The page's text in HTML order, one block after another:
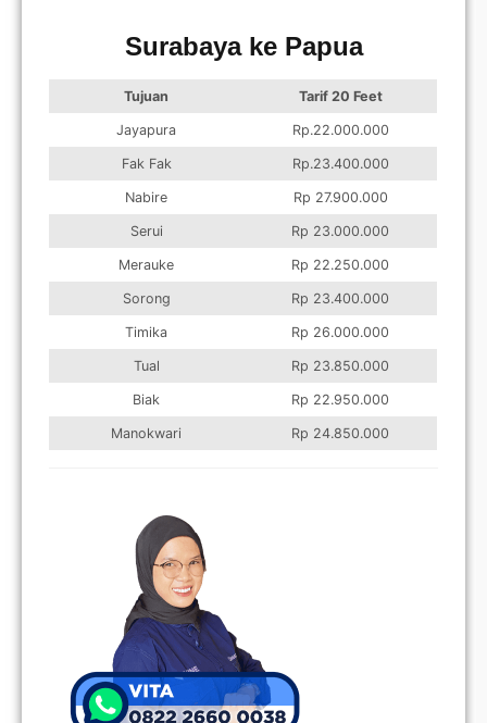
Surabaya ke Papua
Tujuan Tarif 20 Feet
Jayapura Rp.22.000.000
Fak Fak Rp.23.400.000
Nabire Rp 27.900.000
Serui Rp 23.000.000
Merauke Rp 22.250.000
Sorong Rp 23.400.000
Timika Rp 26.000.000
Tual Rp 23.850.000
Biak Rp 22.950.000
Manokwari Rp 24.850.000